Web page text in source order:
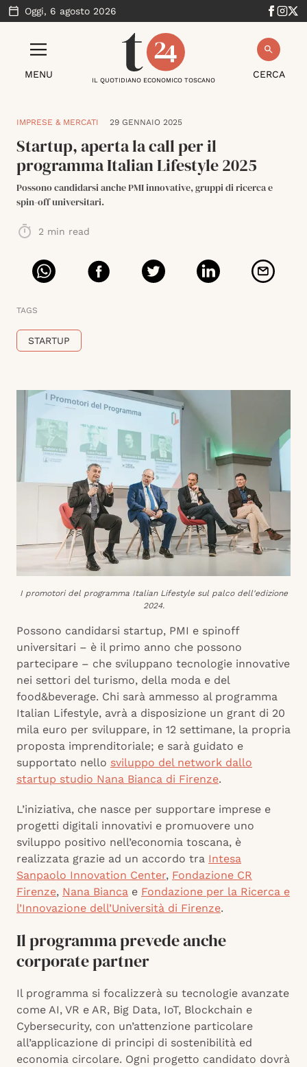
Oggi, 6 agosto 2026
MENU CERCA
IL QUOTIDIANO ECONOMICO TOSCANO
IMPRESE & MERCATI 29 GENNAIO 2025
Startup, aperta la call per il
programma Italian Lifestyle 2025
Possono candidarsi anche PMI innovative, gruppi di ricerca e
spin-off universitari.
2 min read
TAGS
STARTUP
I promotori del programma Italian Lifestyle sul palco dell'edizione
2024.
Possono candidarsi startup, PMI e spinoff
universitari – è il primo anno che possono
partecipare – che sviluppano tecnologie innovative
nei settori del turismo, della moda e del
food&beverage. Chi sarà ammesso al programma
Italian Lifestyle, avrà a disposizione un grant di 20
mila euro per sviluppare, in 12 settimane, la propria
proposta imprenditoriale; e sarà guidato e
supportato nello sviluppo del network dallo
startup studio Nana Bianca di Firenze.
L’iniziativa, che nasce per supportare imprese e
progetti digitali innovativi e promuovere uno
sviluppo positivo nell’economia toscana, è
realizzata grazie ad un accordo tra Intesa
Sanpaolo Innovation Center, Fondazione CR
Firenze, Nana Bianca e Fondazione per la Ricerca e
l’Innovazione dell’Università di Firenze.
Il programma prevede anche
corporate partner
Il programma si focalizzerà su tecnologie avanzate
come AI, VR e AR, Big Data, IoT, Blockchain e
Cybersecurity, con un’attenzione particolare
all’applicazione di principi di sostenibilità ed
economia circolare. Ogni progetto candidato dovrà